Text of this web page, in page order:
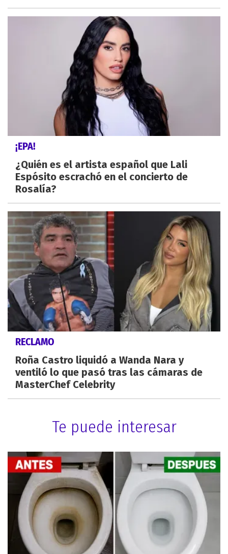
¡EPA!
¿Quién es el artista español que Lali
Espósito escrachó en el concierto de
Rosalía?
RECLAMO
Roña Castro liquidó a Wanda Nara y
ventiló lo que pasó tras las cámaras de
MasterChef Celebrity
Te puede interesar